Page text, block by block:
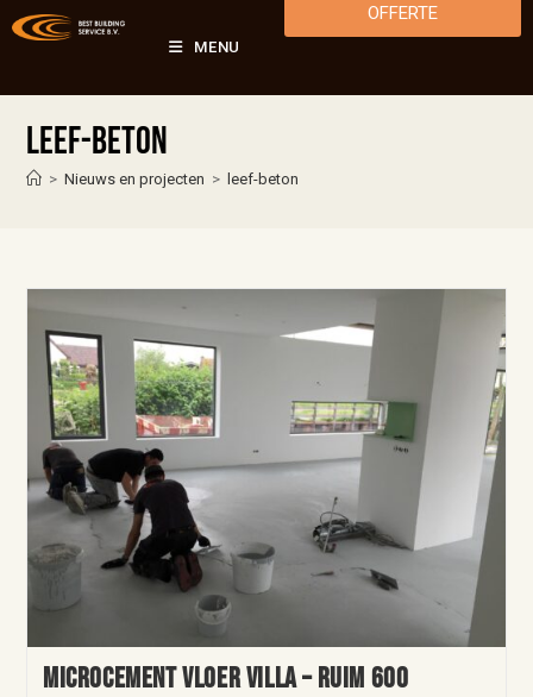
MENU
OFFERTE
leef-beton
> Nieuws en projecten > leef-beton
Microcement vloer Villa – ruim 600